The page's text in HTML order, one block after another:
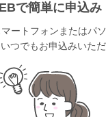
で簡単に申込み
ートフォンまたはパ
つでもお申込みいただ